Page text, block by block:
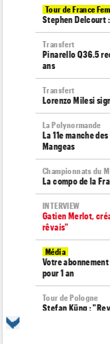
Tour de France
Stephen Delcourt
Transfert
Pinarello Q36.5
ans
Transfert
Lorenzo Milesi
La Polynormande
La 11e manche
Mangeas
Championnats du
La compo de la
INTERVIEW
Gatien Merlot,
rêvais"
Média
Votre
pour 1 an
Tour de Pologne
Stefan Küng :